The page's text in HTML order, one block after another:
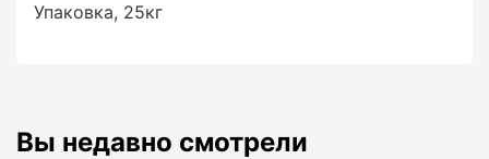
Упаковка, 25кг
Вы недавно смотрели